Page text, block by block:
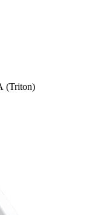
(Triton)